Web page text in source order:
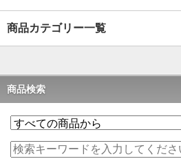
商品カテゴリー一覧
商品検索